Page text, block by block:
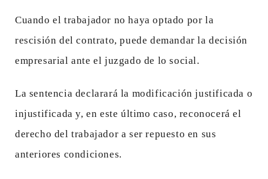
Cuando el trabajador no haya optado por la
rescisión del contrato, puede demandar la decisión
empresarial ante el juzgado de lo social.
La sentencia declarará la modificación justificada o
injustificada y, en este último caso, reconocerá el
derecho del trabajador a ser repuesto en sus
anteriores condiciones.